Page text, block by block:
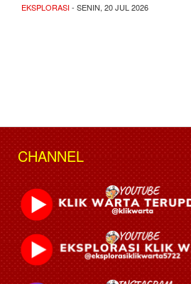
EKSPLORASI- SENIN, 20 JUL 2026
CHANNEL